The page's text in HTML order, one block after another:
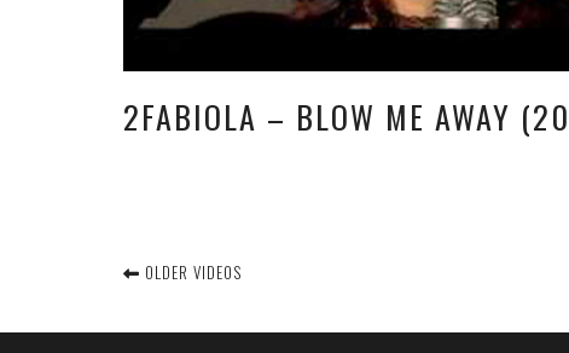
2FABIOLA – BLOW ME AWAY
OLDER VIDEOS